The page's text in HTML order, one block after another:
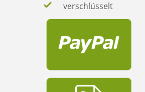
verschlüsselt